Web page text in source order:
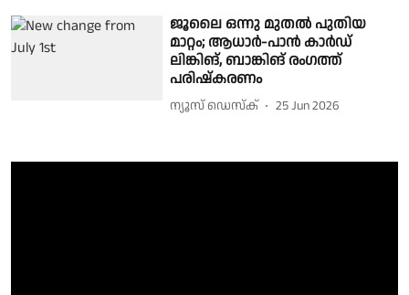
ജൂലൈ ഒന്നു മുതൽ പുതിയ
മാറ്റം; ആധാർ-പാൻ കാർഡ്
ലിങ്കിങ്, ബാങ്കിങ് രംഗത്ത്
പരിഷ്കരണം
ന്യൂസ് ഡെസ്ക് 25 Jun 2026